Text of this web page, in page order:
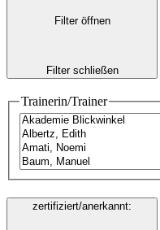
Filter öffnen
Filter schließen
Trainerin/Trainer
zertifiziert/anerkannt: